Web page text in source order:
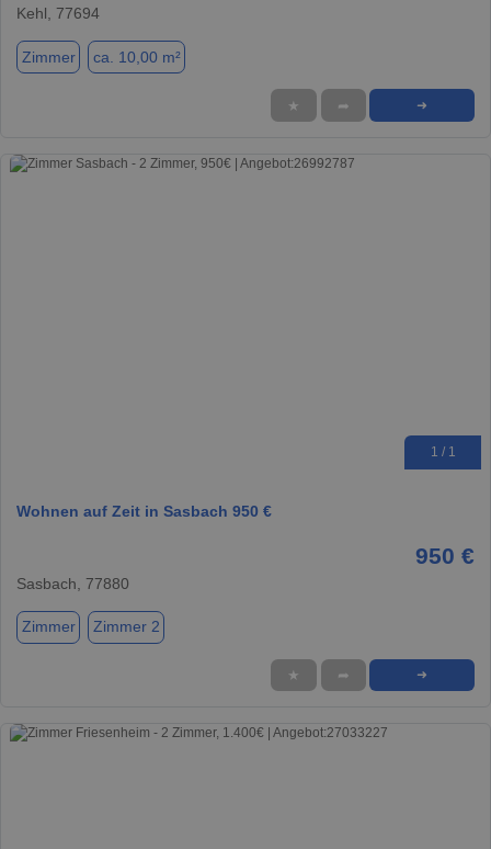
Kehl, 77694
Zimmer ca. 10,00 m²
★ ➦ ➜
1 / 1
Wohnen auf Zeit in Sasbach 950 €
950 €
Sasbach, 77880
Zimmer Zimmer 2
★ ➦ ➜